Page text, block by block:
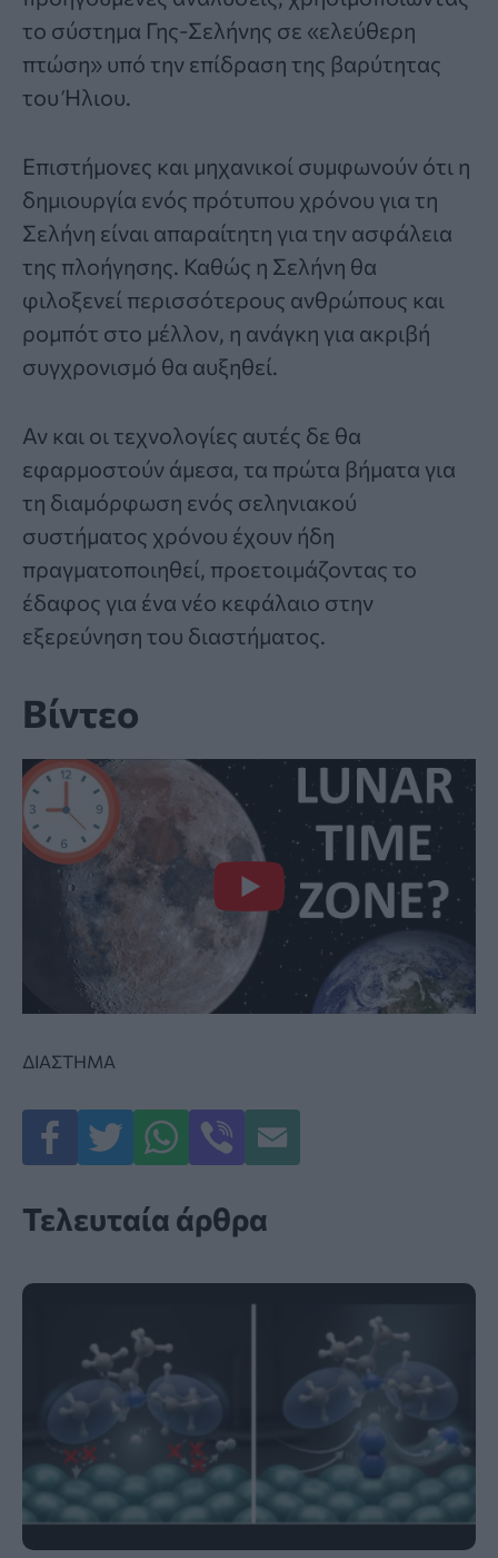
το σύστημα Γης-Σελήνης σε «ελεύθερη
πτώση» υπό την επίδραση της βαρύτητας
του Ήλιου.
Επιστήμονες και μηχανικοί συμφωνούν ότι η
δημιουργία ενός πρότυπου χρόνου για τη
Σελήνη είναι απαραίτητη για την ασφάλεια
της πλοήγησης. Καθώς η Σελήνη θα
φιλοξενεί περισσότερους ανθρώπους και
ρομπότ στο μέλλον, η ανάγκη για ακριβή
συγχρονισμό θα αυξηθεί.
Αν και οι τεχνολογίες αυτές δε θα
εφαρμοστούν άμεσα, τα πρώτα βήματα για
τη διαμόρφωση ενός σεληνιακού
συστήματος χρόνου έχουν ήδη
πραγματοποιηθεί, προετοιμάζοντας το
έδαφος για ένα νέο κεφάλαιο στην
εξερεύνηση του διαστήματος.
Βίντεο
ΔΙΑΣΤΗΜΑ
Τελευταία άρθρα